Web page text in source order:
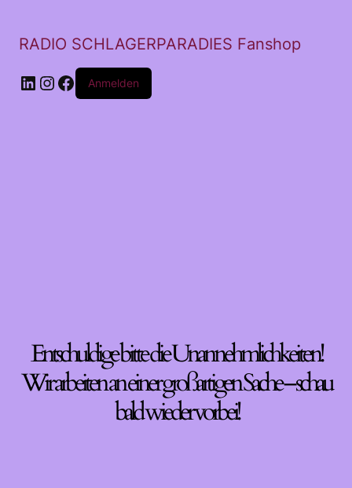
RADIO SCHLAGERPARADIES Fanshop
LinkedIn
Instagram
Facebook
Anmelden
Entschuldige bitte die Unannehmlichkeiten!
Wir arbeiten an einer großartigen Sache – schau
bald wieder vorbei!